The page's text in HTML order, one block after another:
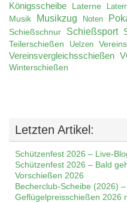
Königsscheibe
Laterne
Musik
Musikzug Noten
Schießschnur
Schießsport
Teilerschießen Uelzen
Vereinsvergleichsschießen
Winterschießen
Letzten Artikel:
Schützenfest 2026 – Live-
Schützenfest 2026 – Bald
Vorschießen 2026
Becherclub-Scheibe (2026)
Geflügelpreisschießen 2026